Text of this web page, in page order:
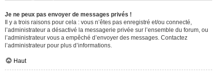
Je ne peux pas envoyer de messages privés !
Il y a trois raisons pour cela : vous n’êtes pas enregistré et/ou connecté,
l’administrateur a désactivé la messagerie privée sur l’ensemble du forum, ou
l’administrateur vous a empêché d’envoyer des messages. Contactez
l’administrateur pour plus d’informations.
Haut